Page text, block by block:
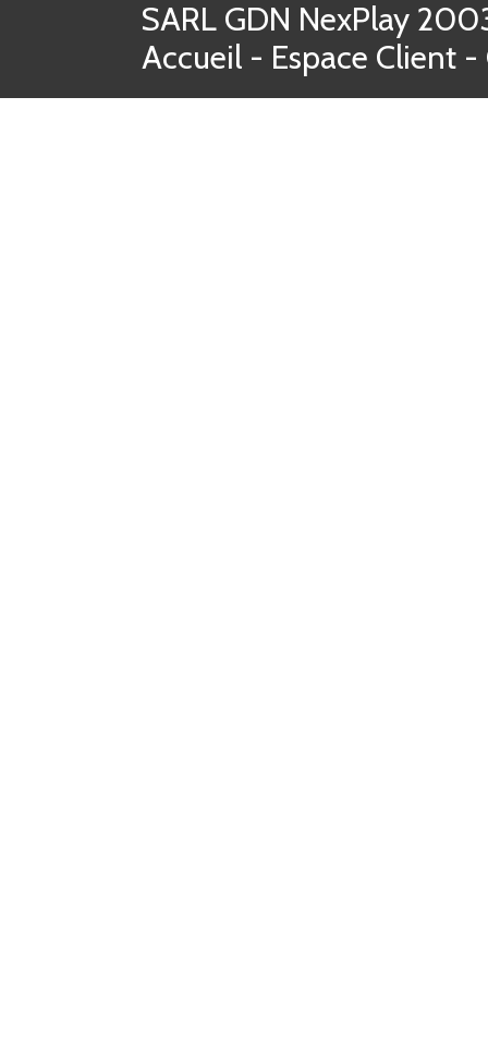
SARL GDN NexPlay
Accueil - Espace Client -